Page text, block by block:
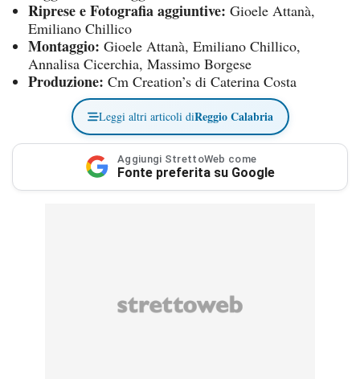
Riprese e Fotografia aggiuntive: Gioele Attanà,
Emiliano Chillico
Montaggio: Gioele Attanà, Emiliano Chillico,
Annalisa Cicerchia, Massimo Borgese
Produzione: Cm Creation’s di Caterina Costa
Leggi altri articoli diReggio Calabria
Aggiungi StrettoWeb come
Fonte preferita su Google